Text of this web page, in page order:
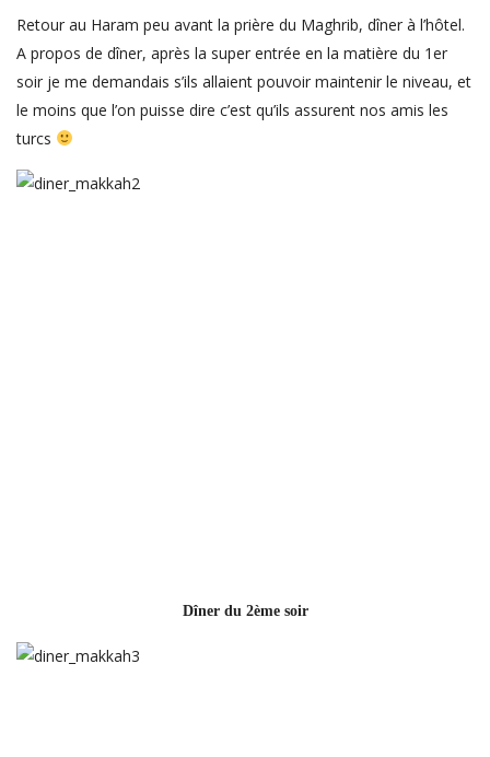
Retour au Haram peu avant la prière du Maghrib, dîner à l’hôtel.
A propos de dîner, après la super entrée en la matière du 1er
soir je me demandais s’ils allaient pouvoir maintenir le niveau, et
le moins que l’on puisse dire c’est qu’ils assurent nos amis les
turcs
Dîner du 2ème soir